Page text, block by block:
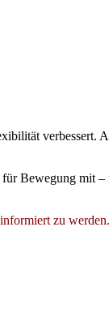
Bewegung mit
zu werden.